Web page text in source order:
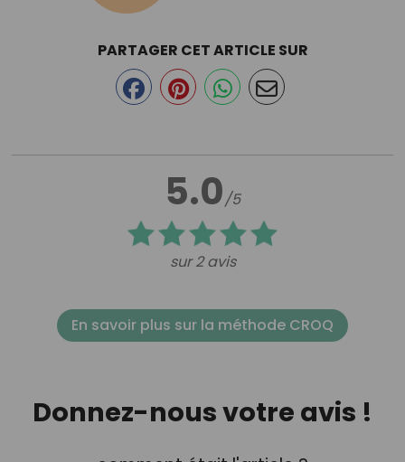
5.0/5
sur 2 avis
PARTAGER CET ARTICLE SUR
En savoir plus sur la méthode CROQ
Donnez-nous votre avis !